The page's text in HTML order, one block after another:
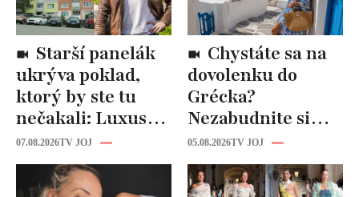
ukrýva poklad,
ktorý by ste tu
nečakali: Luxusná
kuchyňa aj
kúpeľňa ako z
novostavby!
07.08.2026TV JOJ
dovolenku do
Grécka?
Nezabudnite si
odtiaľ uloviť tieto
štýlové kúsky
05.08.2026TV JOJ